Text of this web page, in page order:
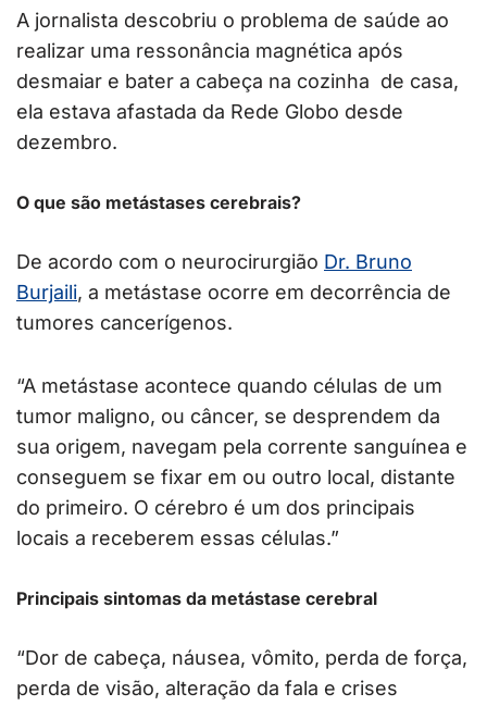
A jornalista descobriu o problema de saúde ao
realizar uma ressonância magnética após
desmaiar e bater a cabeça na cozinha de casa,
ela estava afastada da Rede Globo desde
dezembro.
O que são metástases cerebrais?
De acordo com o neurocirurgião Dr. Bruno
Burjaili, a metástase ocorre em decorrência de
tumores cancerígenos.
“A metástase acontece quando células de um
tumor maligno, ou câncer, se desprendem da
sua origem, navegam pela corrente sanguínea e
conseguem se fixar em ou outro local, distante
do primeiro. O cérebro é um dos principais
locais a receberem essas células.”
Principais sintomas da metástase cerebral
“Dor de cabeça, náusea, vômito, perda de força,
perda de visão, alteração da fala e crises